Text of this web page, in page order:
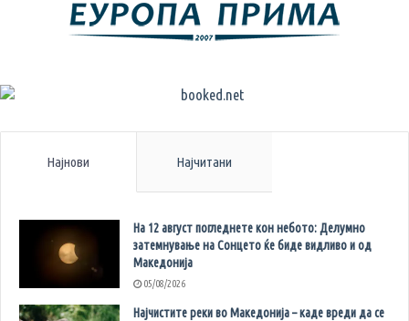
Најнови Најчитани
На 12 август погледнете кон небото: Делумно
затемнување на Сонцето ќе биде видливо и од
Македонија
05/08/2026
Најчистите реки во Македонија – каде вреди да се